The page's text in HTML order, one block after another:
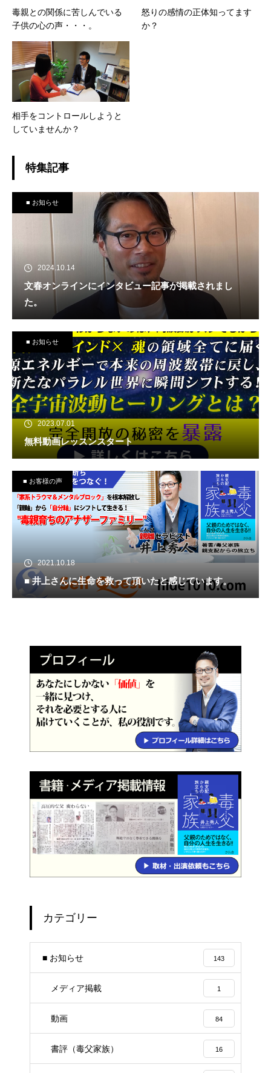
毒親との関係に苦しんでいる
子供の心の声・・・。
怒りの感情の正体知ってます
か？
相手をコントロールしようと
していませんか？
特集記事
■ お知らせ
2024.10.14
文春オンラインにインタビュー記事が掲載されまし
た。
■ お知らせ
2023.07.01
無料動画レッスンスタート
■ お客様の声
2021.10.18
■ 井上さんに生命を救って頂いたと感じています。
カテゴリー
■ お知らせ 143
メディア掲載 1
動画 84
書評（毒父家族） 16